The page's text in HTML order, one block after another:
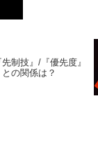
制技』/『優先度』
の関係は？